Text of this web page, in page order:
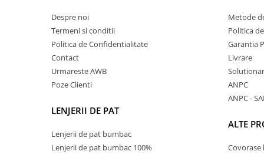
Despre noi
Termeni si conditii
Politica de Confidentialitate
Contact
Urmareste AWB
Poze Clienti
LENJERII DE PAT
Lenjerii de pat bumbac
Lenjerii de pat bumbac 100%
Metode
Politica
Garantia
Livrare
ANPC
ANPC -
ALTE
Covorase